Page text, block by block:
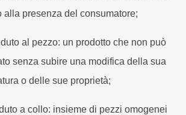
alla presenza del consumatore;
al pezzo: un prodotto che non può
senza subire una modifica della sua
o delle sue proprietà;
a collo: insieme di pezzi omogenei